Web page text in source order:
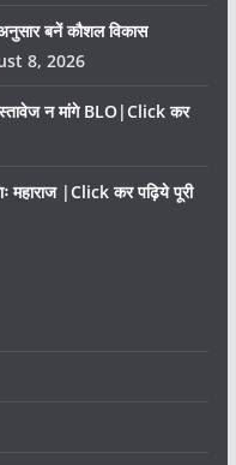
बनें कौशल विकास
8, 2026
न मांगे BLO|Click कर
महाराज |Click कर पढ़िये पूरी